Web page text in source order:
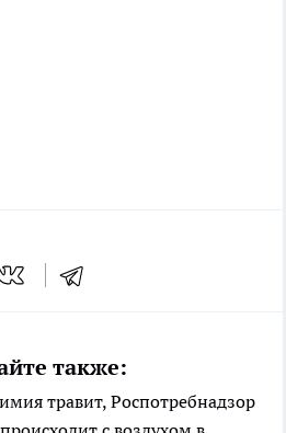
также:
травит, Роспотребнадзор